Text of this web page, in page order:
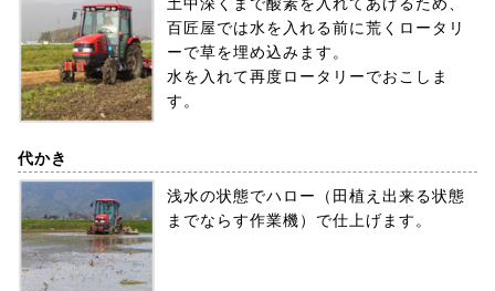
百匠屋では水を入れる前に荒くロータリ
ーで草を埋め込みます。
水を入れて再度ロータリーでおこしま
す。
代かき
浅水の状態でハロー（田植え出来る状態
までならす作業機）で仕上げます。